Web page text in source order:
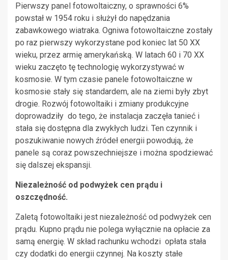
Pierwszy panel fotowoltaiczny, o sprawności 6%
powstał w 1954 roku i służył do napędzania
zabawkowego wiatraka. Ogniwa fotowoltaiczne zostały
po raz pierwszy wykorzystane pod koniec lat 50 XX
wieku, przez armię amerykańską. W latach 60 i 70 XX
wieku zaczęto tę technologię wykorzystywać w
kosmosie. W tym czasie panele fotowoltaiczne w
kosmosie stały się standardem, ale na ziemi były zbyt
drogie. Rozwój fotowoltaiki i zmiany produkcyjne
doprowadziły do tego, że instalacja zaczęła tanieć i
stała się dostępna dla zwykłych ludzi. Ten czynnik i
poszukiwanie nowych źródeł energii powodują, że
panele są coraz powszechniejsze i można spodziewać
się dalszej ekspansji.
Niezależność od podwyżek cen prądu i
oszczędność.
Zaletą fotowoltaiki jest niezależność od podwyżek cen
prądu. Kupno prądu nie polega wyłącznie na opłacie za
samą energię. W skład rachunku wchodzi opłata stała
czy dodatki do energii czynnej. Na koszty stałe